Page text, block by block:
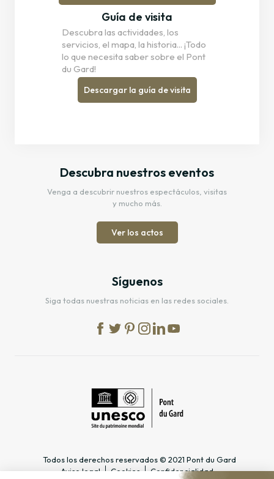
Guía de visita
Descubra las actividades, los
servicios, el mapa, la historia... ¡Todo
lo que necesita saber sobre el Pont
du Gard!
Descargar la guía de visita
Descubra nuestros eventos
Venga a descubrir nuestros espectáculos, visitas
y mucho más.
Ver los actos
Síguenos
Siga todas nuestras noticias en las redes sociales.
Todos los derechos reservados © 2021 Pont du Gard
Aviso legal
Cookies Confidencialidad